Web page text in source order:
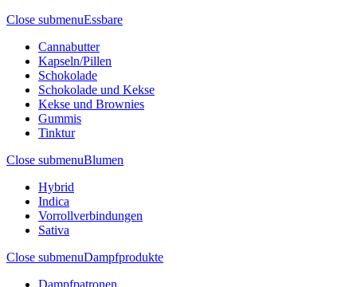
Close submenuEssbare
Cannabutter
Kapseln/Pillen
Schokolade
Schokolade und Kekse
Kekse und Brownies
Gummis
Tinktur
Close submenuBlumen
Hybrid
Indica
Vorrollverbindungen
Sativa
Close submenuDampfprodukte
Dampfpatronen